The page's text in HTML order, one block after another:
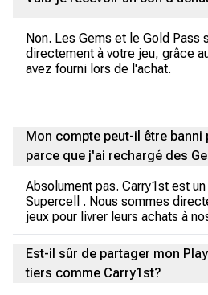
Non. Les Gems et le Gold Pass
directement à votre jeu, grâce
avez fourni lors de l'achat.
Mon compte peut-il être banni
parce que j'ai rechargé des
Absolument pas. Carry1st est
Supercell . Nous sommes
jeux pour livrer leurs achats à
Est-il sûr de partager mon
tiers comme Carry1st?